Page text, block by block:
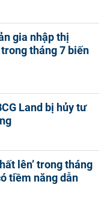
gia nhập thị
tháng 7 biến
Land bị hủy tư
lên’ trong tháng
tiềm năng dẫn